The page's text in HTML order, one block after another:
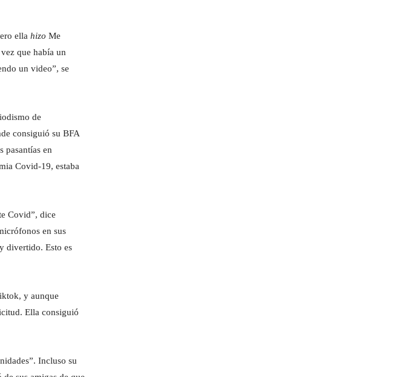
ella hizo Me
que había un
un video”, se
de
consiguió su BFA
pasantías en
Covid-19, estaba
Covid”, dice
en sus
divertido. Esto es
y aunque
Ella consiguió
Incluso su